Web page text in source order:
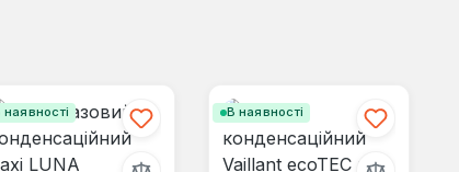
наявності В наявності